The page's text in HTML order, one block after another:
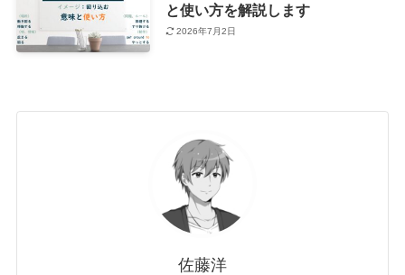
と使い方を解説します
2026年7月2日
佐藤洋